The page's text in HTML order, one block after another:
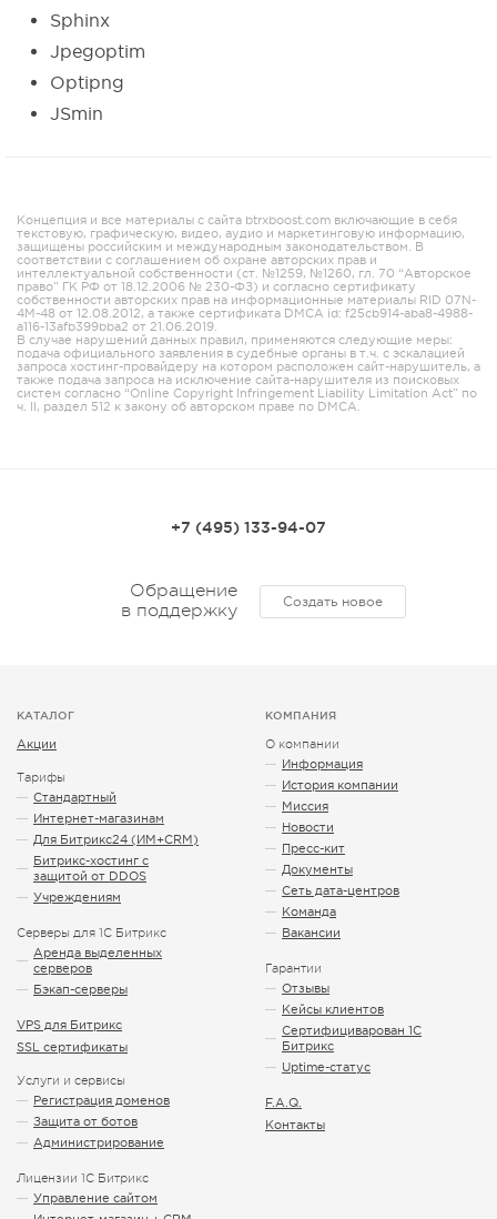
Sphinx
Jpegoptim
Optipng
JSmin
Концепция и все материалы с сайта btrxboost.com включающие в себя
текстовую, графическую, видео, аудио и маркетинговую информацию,
защищены российским и международным законодательством. В
соответствии с соглашением об охране авторских прав и
интеллектуальной собственности (ст. №1259, №1260, гл. 70 “Авторское
право” ГК РФ от 18.12.2006 № 230-ФЗ) и согласно сертификату
собственности авторских прав на информационные материалы RID 07N-
4M-48 от 12.08.2012, а также сертификата DMCA id: f25cb914-aba8-4988-
a116-13afb399bba2 от 21.06.2019.
В случае нарушений данных правил, применяются следующие меры:
подача официального заявления в судебные органы в т.ч. с эскалацией
запроса хостинг-провайдеру на котором расположен сайт-нарушитель, а
также подача запроса на исключение сайта-нарушителя из поисковых
систем согласно “Online Copyright Infringement Liability Limitation Act” по
ч. II, раздел 512 к закону об авторском праве по DMCA.
+7 (495) 133-94-07
Обращение
в поддержку
Создать новое
КАТАЛОГ
Акции
Тарифы
Стандартный
Интернет-магазинам
Для Битрикс24 (ИМ+CRM)
Битрикс-хостинг с
защитой от DDOS
Учреждениям
Серверы для 1С Битрикс
Аренда выделенных
серверов
Бэкап-серверы
VPS для Битрикс
SSL сертификаты
Услуги и сервисы
Регистрация доменов
Защита от ботов
Администрирование
Лицензии 1С Битрикс
Управление сайтом
КОМПАНИЯ
О компании
Информация
История компании
Миссия
Новости
Пресс-кит
Документы
Сеть дата-центров
Команда
Вакансии
Гарантии
Отзывы
Кейсы клиентов
Сертифициварован 1С
Битрикс
Uptime-статус
F.A.Q.
Контакты